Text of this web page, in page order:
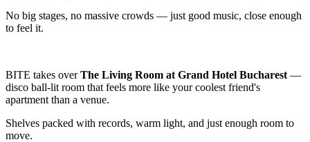
No big stages, no massive crowds — just good music, close enough
to feel it.
BITE takes overThe Living Room at Grand Hotel Bucharest —
disco ball-lit room that feels more like your coolest friend's
apartment than a venue.
Shelves packed with records, warm light, and just enough room to
move.